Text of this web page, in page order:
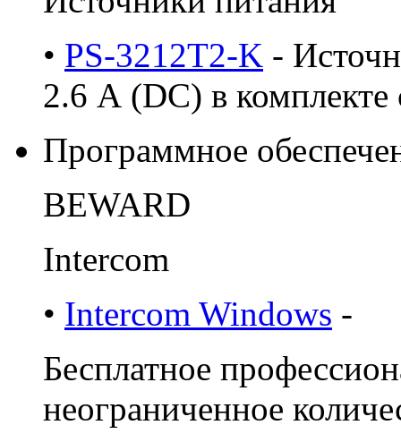
• PS-3212T2-K -
2.6 А (DC) в комплекте
Программное
BEWARD
Intercom
• Intercom Windows -
Бесплатное
неограниченное